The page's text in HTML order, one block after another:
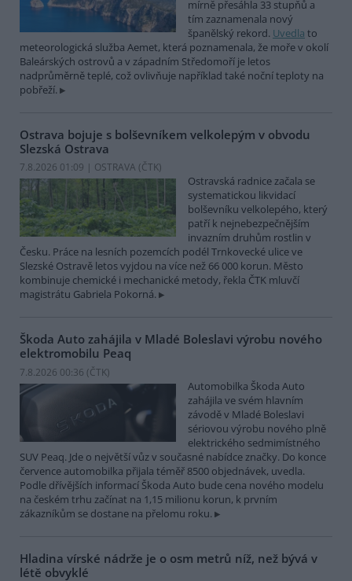
mírně přesáhla 33 stupňů a
tím zaznamenala nový
španělský rekord. Uvedla to
meteorologická služba Aemet, která poznamenala, že moře v okolí
Baleárských ostrovů a v západním Středomoří je letos
nadprůměrně teplé, což ovlivňuje například také noční teploty na
pobřeží.
Ostrava bojuje s bolševníkem velkolepým v obvodu
Slezská Ostrava
7.8.2026 01:09 | OSTRAVA (ČTK)
Ostravská radnice začala se
systematickou likvidací
bolševníku velkolepého, který
patří k nejnebezpečnějším
invazním druhům rostlin v
Česku. Práce na lesních pozemcích podél Trnkovecké ulice ve
Slezské Ostravě letos vyjdou na více než 66 000 korun. Město
kombinuje chemické i mechanické metody, řekla ČTK mluvčí
magistrátu Gabriela Pokorná.
Škoda Auto zahájila v Mladé Boleslavi výrobu nového
elektromobilu Peaq
7.8.2026 00:36 (ČTK)
Automobilka Škoda Auto
zahájila ve svém hlavním
závodě v Mladé Boleslavi
sériovou výrobu nového plně
elektrického sedmimístného
SUV Peaq. Jde o největší vůz v současné nabídce značky. Do konce
července automobilka přijala téměř 8500 objednávek, uvedla.
Podle dřívějších informací Škoda Auto bude cena nového modelu
na českém trhu začínat na 1,15 milionu korun, k prvním
zákazníkům se dostane na přelomu roku.
Hladina vírské nádrže je o osm metrů níž, než bývá v
létě obvyklé